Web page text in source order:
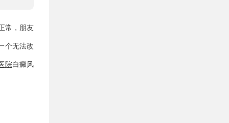
常，朋友
个无法改
院白癜风